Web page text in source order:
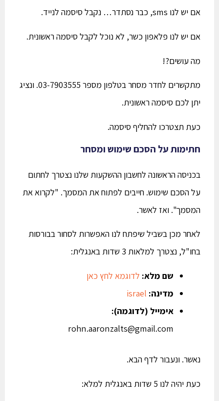
אם יש לנו sms, כבר נסתדר… נקבל סיסמה לנייד.
אם יש לנו פלאפון כשר, לא נוכל לקבל סיסמה ראשונית.
מה עושים?!
מתקשרים לחדר מסחר בטלפון מספר 03-7903555. ונציג
יתן לכם סיסמה ראשונית.
כעת תצטרכו להחליף סיסמה.
חתימות על הסכם שימוש ומסחר
בכניסה הראשונה לחשבון ההשקעות שלנו נצטרך לחתום
על הסכם שימוש. חייבים לפתוח את המסמך. "לקרוא את
המסמך". ואז לאשר.
לאחר מכן בשביל שיפתח לנו האפשרות לסחור בבורסות
בחו"ל, נצטרך למלאות 3 שדות באנגלית:
שם מלא:לדוגמא לחץ כאן
מדינה:israel
אימייל(לדוגמה):
rohn.aaronzalts@gmail.com
נאשר. ונעבור לדף הבא.
כעת יהיה לנו 5 שדות באנגלית למלא: